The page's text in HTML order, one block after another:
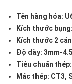
Tên hàng hóa:
Kích thước bụng
Kích thước 2
Độ dày: 3mm-
Tiêu chuẩn thép:
Mác thép: CT3,